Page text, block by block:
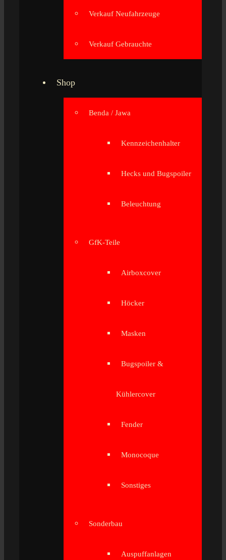
Verkauf Neufahrzeuge
Verkauf Gebrauchte
Shop
Benda / Jawa
Kennzeichenhalter
Hecks und Bugspoiler
Beleuchtung
GfK-Teile
Airboxcover
Höcker
Masken
Bugspoiler &
Kühlercover
Fender
Monocoque
Sonstiges
Sonderbau
Auspuffanlagen